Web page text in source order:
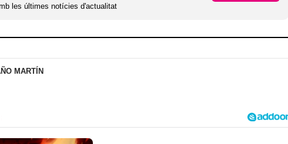
les últimes notícies d'actualitat
MARTÍN